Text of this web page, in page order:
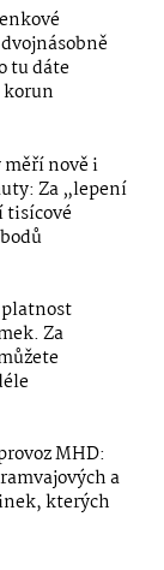
tu dáte
nově i
Za „lepení
tisícové
Za
MHD:
a
kterých